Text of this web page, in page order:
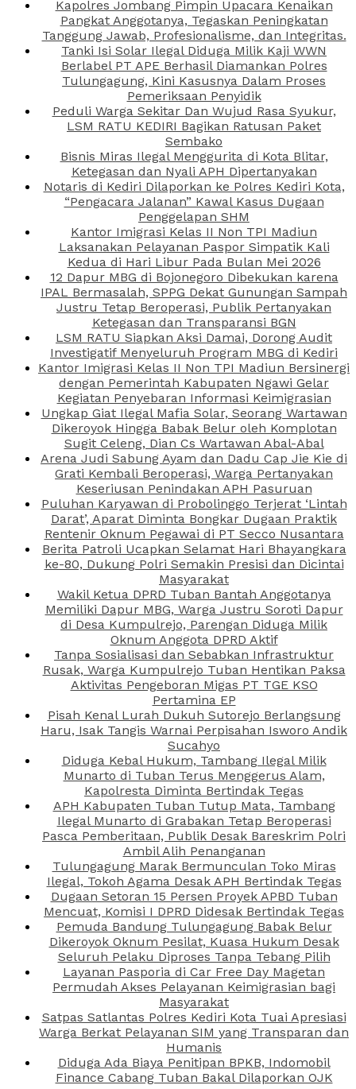
Kapolres Jombang Pimpin Upacara Kenaikan
Pangkat Anggotanya, Tegaskan Peningkatan
Tanggung Jawab, Profesionalisme, dan Integritas.
Tanki Isi Solar Ilegal Diduga Milik Kaji WWN
Berlabel PT APE Berhasil Diamankan Polres
Tulungagung, Kini Kasusnya Dalam Proses
Pemeriksaan Penyidik
Peduli Warga Sekitar Dan Wujud Rasa Syukur,
LSM RATU KEDIRI Bagikan Ratusan Paket
Sembako
Bisnis Miras Ilegal Menggurita di Kota Blitar,
Ketegasan dan Nyali APH Dipertanyakan
Notaris di Kediri Dilaporkan ke Polres Kediri Kota,
“Pengacara Jalanan” Kawal Kasus Dugaan
Penggelapan SHM
Kantor Imigrasi Kelas II Non TPI Madiun
Laksanakan Pelayanan Paspor Simpatik Kali
Kedua di Hari Libur Pada Bulan Mei 2026
12 Dapur MBG di Bojonegoro Dibekukan karena
IPAL Bermasalah, SPPG Dekat Gunungan Sampah
Justru Tetap Beroperasi, Publik Pertanyakan
Ketegasan dan Transparansi BGN
LSM RATU Siapkan Aksi Damai, Dorong Audit
Investigatif Menyeluruh Program MBG di Kediri
Kantor Imigrasi Kelas II Non TPI Madiun Bersinergi
dengan Pemerintah Kabupaten Ngawi Gelar
Kegiatan Penyebaran Informasi Keimigrasian
Ungkap Giat Ilegal Mafia Solar, Seorang Wartawan
Dikeroyok Hingga Babak Belur oleh Komplotan
Sugit Celeng, Dian Cs Wartawan Abal-Abal
Arena Judi Sabung Ayam dan Dadu Cap Jie Kie di
Grati Kembali Beroperasi, Warga Pertanyakan
Keseriusan Penindakan APH Pasuruan
Puluhan Karyawan di Probolinggo Terjerat ‘Lintah
Darat’, Aparat Diminta Bongkar Dugaan Praktik
Rentenir Oknum Pegawai di PT Secco Nusantara
Berita Patroli Ucapkan Selamat Hari Bhayangkara
ke-80, Dukung Polri Semakin Presisi dan Dicintai
Masyarakat
Wakil Ketua DPRD Tuban Bantah Anggotanya
Memiliki Dapur MBG, Warga Justru Soroti Dapur
di Desa Kumpulrejo, Parengan Diduga Milik
Oknum Anggota DPRD Aktif
Tanpa Sosialisasi dan Sebabkan Infrastruktur
Rusak, Warga Kumpulrejo Tuban Hentikan Paksa
Aktivitas Pengeboran Migas PT TGE KSO
Pertamina EP
Pisah Kenal Lurah Dukuh Sutorejo Berlangsung
Haru, Isak Tangis Warnai Perpisahan Isworo Andik
Sucahyo
Diduga Kebal Hukum, Tambang Ilegal Milik
Munarto di Tuban Terus Menggerus Alam,
Kapolresta Diminta Bertindak Tegas
APH Kabupaten Tuban Tutup Mata, Tambang
Ilegal Munarto di Grabakan Tetap Beroperasi
Pasca Pemberitaan, Publik Desak Bareskrim Polri
Ambil Alih Penanganan
Tulungagung Marak Bermunculan Toko Miras
Ilegal, Tokoh Agama Desak APH Bertindak Tegas
Dugaan Setoran 15 Persen Proyek APBD Tuban
Mencuat, Komisi I DPRD Didesak Bertindak Tegas
Pemuda Bandung Tulungagung Babak Belur
Dikeroyok Oknum Pesilat, Kuasa Hukum Desak
Seluruh Pelaku Diproses Tanpa Tebang Pilih
Layanan Pasporia di Car Free Day Magetan
Permudah Akses Pelayanan Keimigrasian bagi
Masyarakat
Satpas Satlantas Polres Kediri Kota Tuai Apresiasi
Warga Berkat Pelayanan SIM yang Transparan dan
Humanis
Diduga Ada Biaya Penitipan BPKB, Indomobil
Finance Cabang Tuban Bakal Dilaporkan OJK